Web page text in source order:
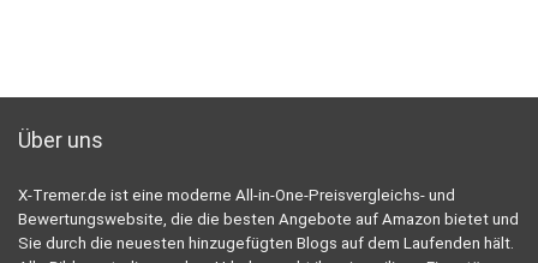
Über uns
X-Tremer.de ist eine moderne All-in-One-Preisvergleichs- und
Bewertungswebsite, die die besten Angebote auf Amazon bietet und
Sie durch die neuesten hinzugefügten Blogs auf dem Laufenden hält.